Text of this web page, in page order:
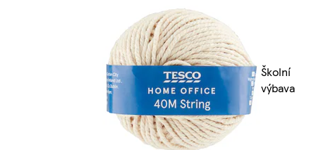
Školní
výbava